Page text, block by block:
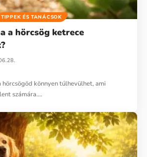
TIPPEK ÉS TANÁCSOK
a hörcsög ketrece
hörcsögöd könnyen túlhevülhet, ami
számára.…